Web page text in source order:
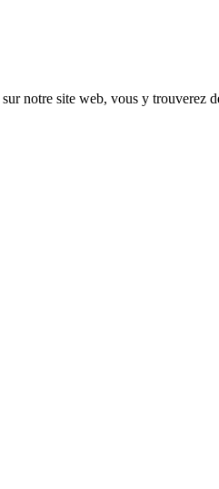
sur notre site web, vous y trouverez